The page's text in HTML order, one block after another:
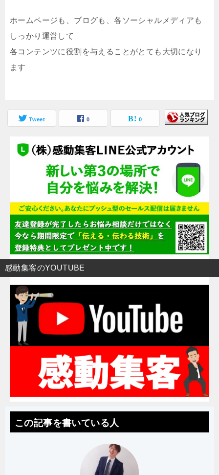
ホームページも、ブログも、各ソーシャルメディアも
しっかり運営して
各コンテンツに役割を与えることがとても大切になり
ます
Tweet 0 0
感動集客のYOUTUBE
この記事を書いている人